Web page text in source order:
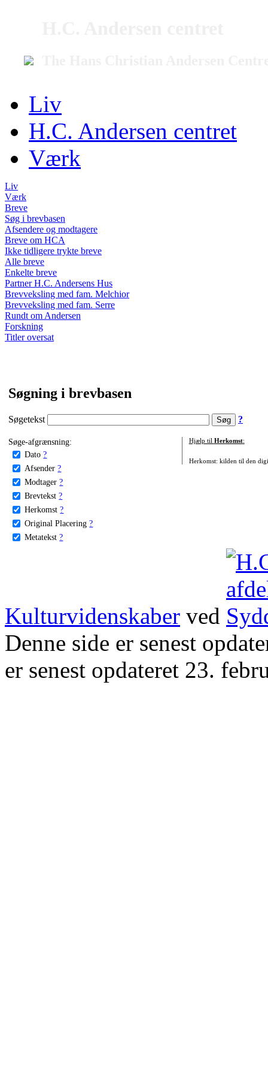
Liv
H.C. Andersen centret
Værk
Liv
Værk
Breve
Søg i brevbasen
Afsendere og modtagere
Breve om HCA
Ikke tidligere trykte breve
Alle breve
Enkelte breve
Partner H.C. Andersens Hus
Brevveksling med fam. Melchior
Brevveksling med fam. Serre
Rundt om Andersen
Forskning
Titler oversat
Søgning i brevbasen
Søgetekst ?
Søge-afgrænsning:
Dato ?
Afsender ?
Modtager ?
Brevtekst ?
Herkomst ?
Original Placering ?
Metatekst ?
Hjælp til Herkomst:
Herkomst: kilden til den
Kulturvidenskaber ved
Denne side er senest
er senest opdateret 23.